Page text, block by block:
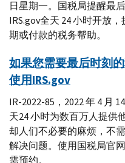
日星期一。国税局提醒最
IRS.gov全天 24 小时开放
期或付款的税务帮助。
如果您需要最后时刻
使用IRS.gov
IR-2022-85，2022 年 4 月
天24 小时为数百万人提供
却人们不必要的麻烦，不
解决问题。使用国税局官
需预约。